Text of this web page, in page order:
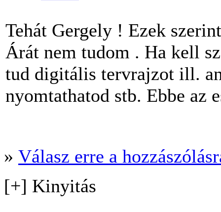
Tehát Gergely ! Ezek
Árát nem tudom . Ha kell
tud digitális tervrajzot ill.
nyomtathatod stb. Ebbe az
» Válasz erre a
[+] Kinyitás